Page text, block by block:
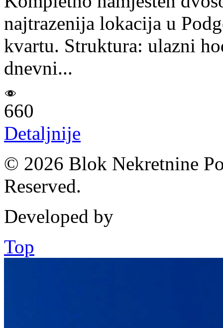
najtrazenija lokacija u
kvartu. Struktura: ulazni
dnevni...
660
Detaljnije
© 2026 Blok Nekretnine
Reserved.
Developed by
Top